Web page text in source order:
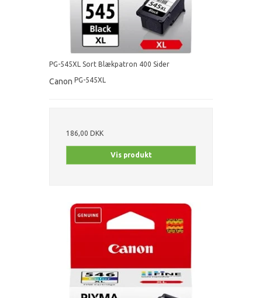
PG-545XL Sort Blækpatron 400 Sider
Canon PG-545XL
186,00 DKK
Vis produkt